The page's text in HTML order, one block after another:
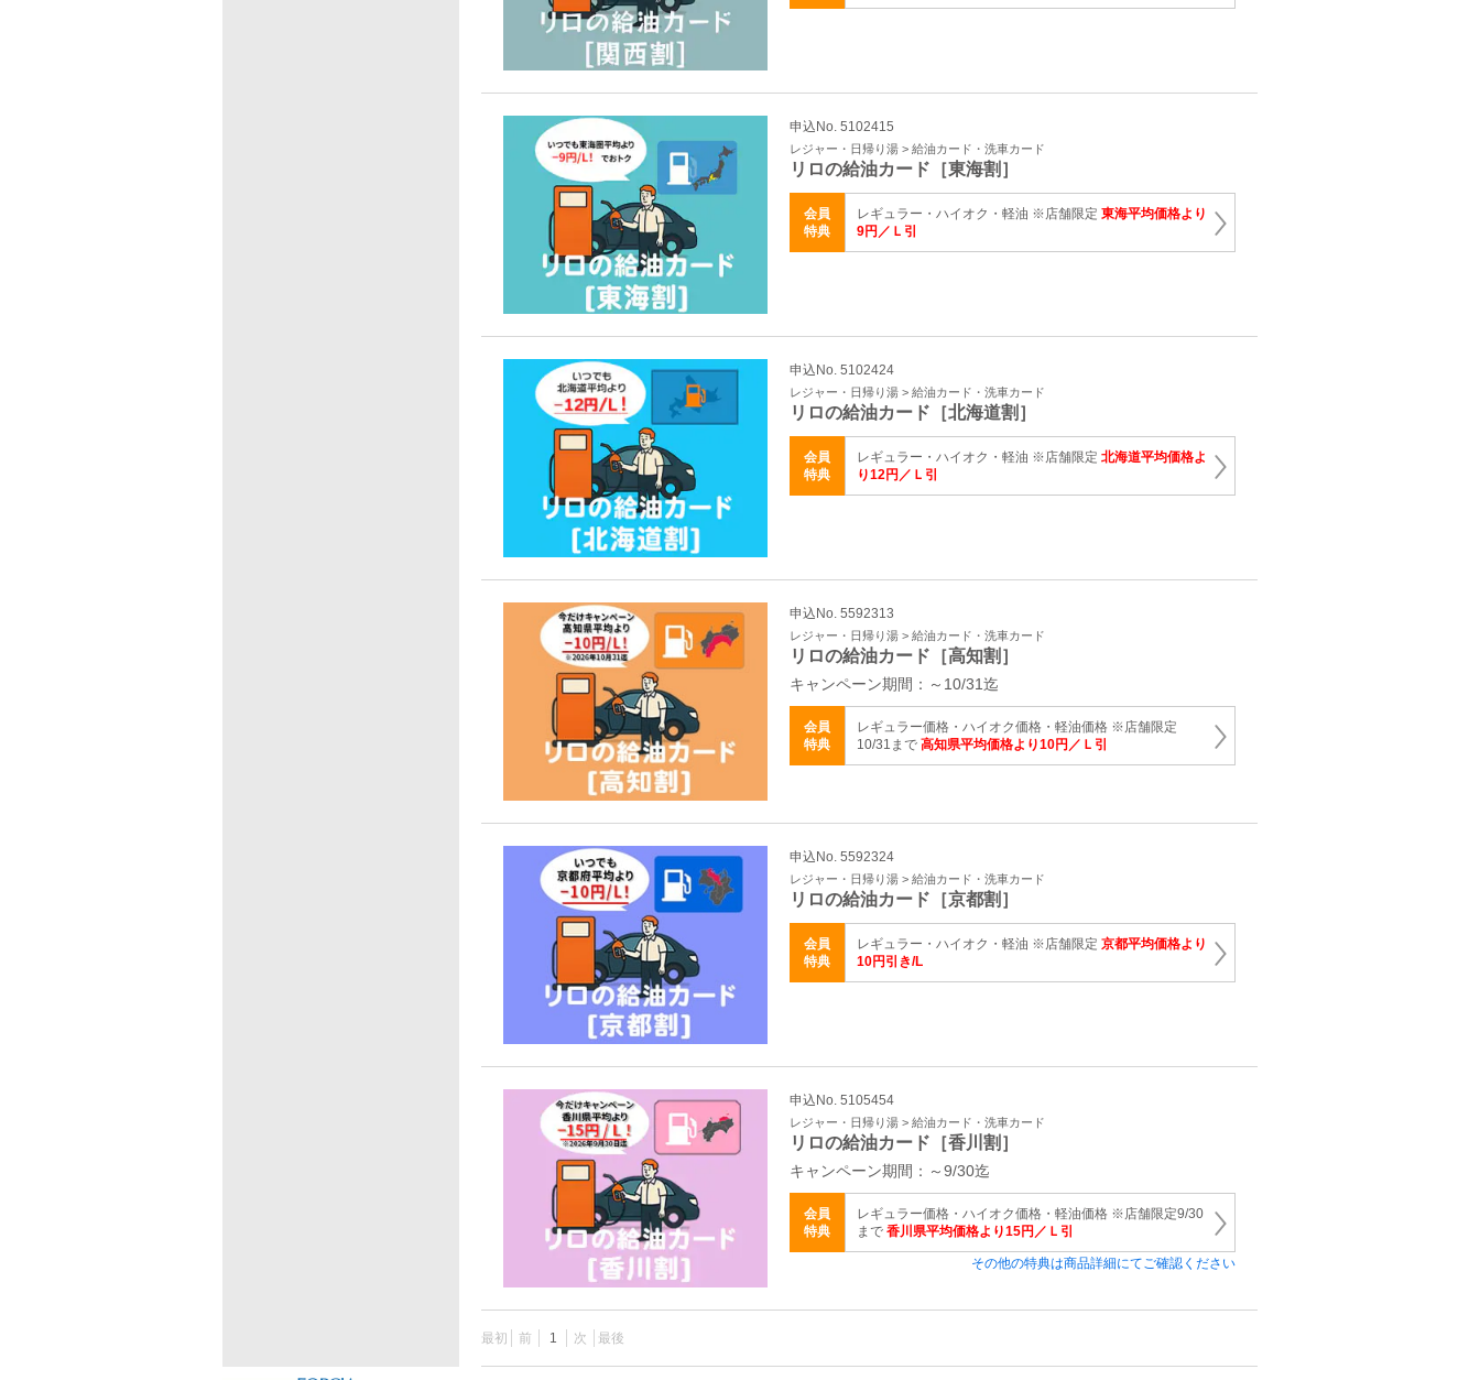
申込No. 5102415
レジャー・日帰り湯 > 給油カード・洗車カード
リロの給油カード［東海割］
会員
特典
レギュラー・ハイオク・軽油 ※店舗限定 東海平均価格より
9円／Ｌ引
申込No. 5102424
レジャー・日帰り湯 > 給油カード・洗車カード
リロの給油カード［北海道割］
会員
特典
レギュラー・ハイオク・軽油 ※店舗限定 北海道平均価格よ
り12円／Ｌ引
申込No. 5592313
レジャー・日帰り湯 > 給油カード・洗車カード
リロの給油カード［高知割］
キャンペーン期間：～10/31迄
会員
特典
レギュラー価格・ハイオク価格・軽油価格 ※店舗限定
10/31まで 高知県平均価格より10円／Ｌ引
申込No. 5592324
レジャー・日帰り湯 > 給油カード・洗車カード
リロの給油カード［京都割］
会員
特典
レギュラー・ハイオク・軽油 ※店舗限定 京都平均価格より
10円引き/L
申込No. 5105454
レジャー・日帰り湯 > 給油カード・洗車カード
リロの給油カード［香川割］
キャンペーン期間：～9/30迄
会員
特典
レギュラー価格・ハイオク価格・軽油価格 ※店舗限定9/30
まで 香川県平均価格より15円／Ｌ引
その他の特典は商品詳細にてご確認ください
最初 前 1 次 最後